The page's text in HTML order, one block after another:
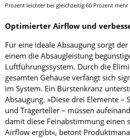
Prozent leichter bei gleichzeitig 60 Prozent mehr
Optimierter Airflow und
Für eine ideale Absaugung sorgt
einem die Absaugleistung
Luftführungssystem. Durch die
gesamten Gehäuse verfängt sich
im System. Ein Bürstenkranz
Absaugung. »Diese drei Elemente –
und Trägerteller – müssen
damit diese Feinabstimmung einen
Airflow ergibt«, betont